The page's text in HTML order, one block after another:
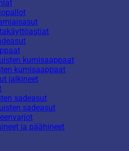
kumisaappaat
kumisaappaat
jalkineet
sadeasut
sadeasut
ja päähineet